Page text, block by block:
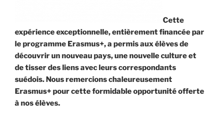
Cette
expérience exceptionnelle, entièrement financée par
le programme Erasmus+, a permis aux élèves de
découvrir un nouveau pays, une nouvelle cultureet
de tisser des liens avec leurs correspondants
suédois. Nous remercionschaleureusement
Erasmus+ pour cette formidable opportunité offerte
à nosélèves.